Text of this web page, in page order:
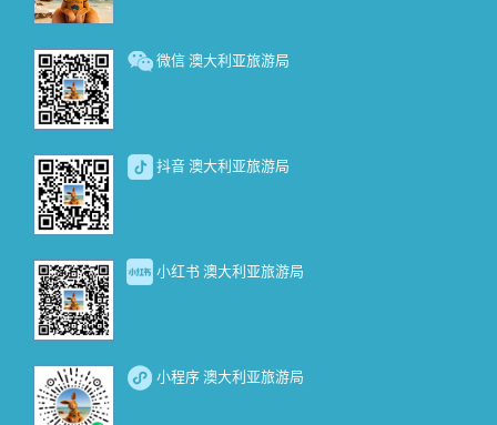
微信 澳大利亚旅游局
抖音 澳大利亚旅游局
小红书 澳大利亚旅游局
小程序 澳大利亚旅游局